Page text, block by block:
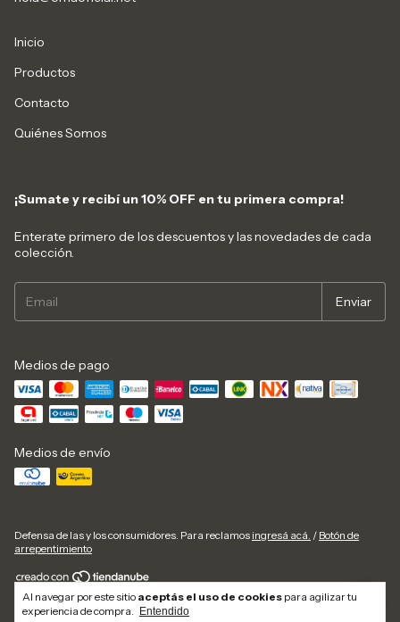
Al navegar por este sitio aceptás el uso de cookies para agilizar tu
experiencia de compra.
Entendido
Inicio
Productos
Contacto
Quiénes Somos
¡Sumate y recibí un 10% OFF en tu primera compra!
Enterate primero de los descuentos y las novedades de cada
colección.
Medios de pago
Medios de envío
Defensa de las y los consumidores. Para reclamos ingresá acá. / Botón de
arrepentimiento
Copyright orna - 27399583921 - 2026. Todos los derechos reservados.